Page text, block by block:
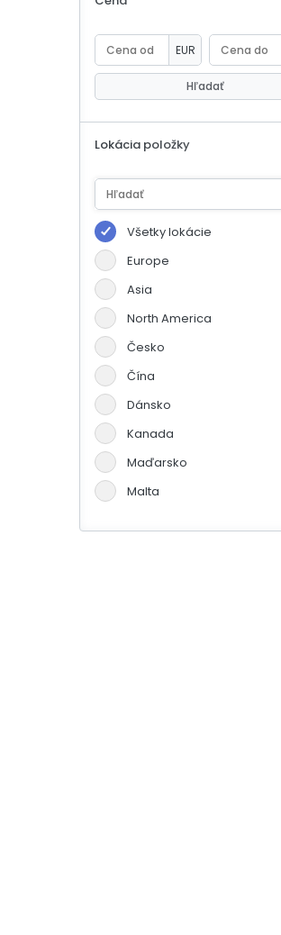
EUR
Hľadať
Lokácia položky
Všetky lokácie
Europe
Asia
North America
Česko
Čína
Dánsko
Kanada
Maďarsko
Malta